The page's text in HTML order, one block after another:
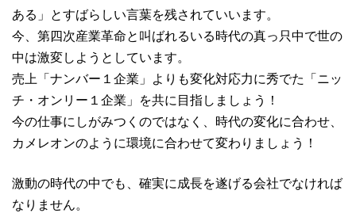
ある」とすばらしい言葉を残されていいます。
今、第四次産業革命と叫ばれるいる時代の真っ只中で世の
中は激変しようとしています。
売上「ナンバー１企業」よりも変化対応力に秀でた「ニッ
チ・オンリー１企業」を共に目指しましょう！
今の仕事にしがみつくのではなく、時代の変化に合わせ、
カメレオンのように環境に合わせて変わりましょう！
激動の時代の中でも、確実に成長を遂げる会社でなければ
なりません。